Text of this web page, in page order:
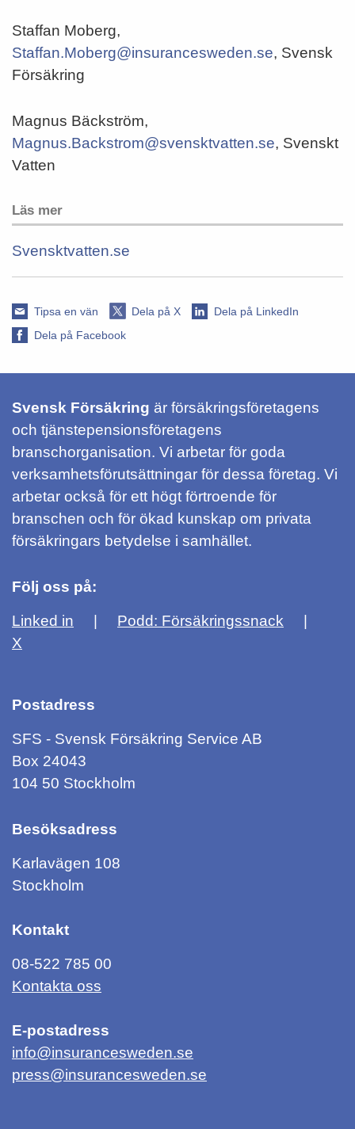
Staffan Moberg,
Staffan.Moberg@insurancesweden.se, Svensk
Försäkring
Magnus Bäckström,
Magnus.Backstrom@svensktvatten.se, Svenskt
Vatten
Läs mer
Svensktvatten.se
Tipsa en vän Dela på X
Dela på LinkedIn
Dela på Facebook
Svensk Försäkring är försäkringsföretagens
och tjänstepensionsföretagens
branschorganisation. Vi arbetar för goda
verksamhetsförutsättningar för dessa företag. Vi
arbetar också för ett högt förtroende för
branschen och för ökad kunskap om privata
försäkringars betydelse i samhället.
Följ oss på:
Linked in
Podd: Försäkringssnack
X
Postadress
SFS - Svensk Försäkring Service AB
Box 24043
104 50 Stockholm
Besöksadress
Karlavägen 108
Stockholm
Kontakt
08-522 785 00
Kontakta oss
E-postadress
info@insurancesweden.se
press@insurancesweden.se